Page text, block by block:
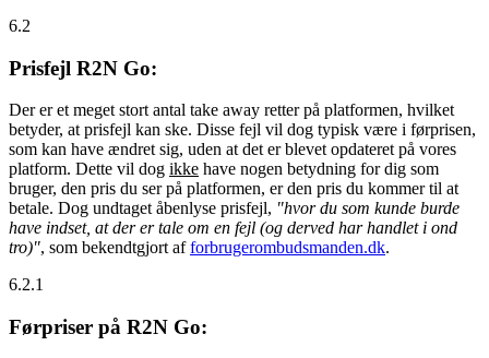
6.2
Prisfejl R2N Go:
Der er et meget stort antal take away retter på platformen, hvilket
betyder, at prisfejl kan ske. Disse fejl vil dog typisk være i førprisen,
som kan have ændret sig, uden at det er blevet opdateret på vores
platform. Dette vil dog ikke have nogen betydning for dig som
bruger, den pris du ser på platformen, er den pris du kommer til at
betale. Dog undtaget åbenlyse prisfejl, "hvor du som kunde burde
have indset, at der er tale om en fejl (og derved har handlet i ond
tro)", som bekendtgjort afforbrugerombudsmanden.dk.
6.2.1
Førpriser på R2N Go: